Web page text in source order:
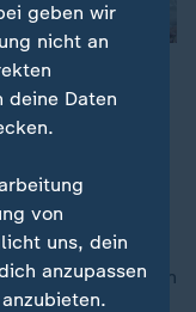
Fans mit seiner
café ist er zu
nach oben
geben wir
nicht an
deine Daten
von
uns, dein
anzupassen